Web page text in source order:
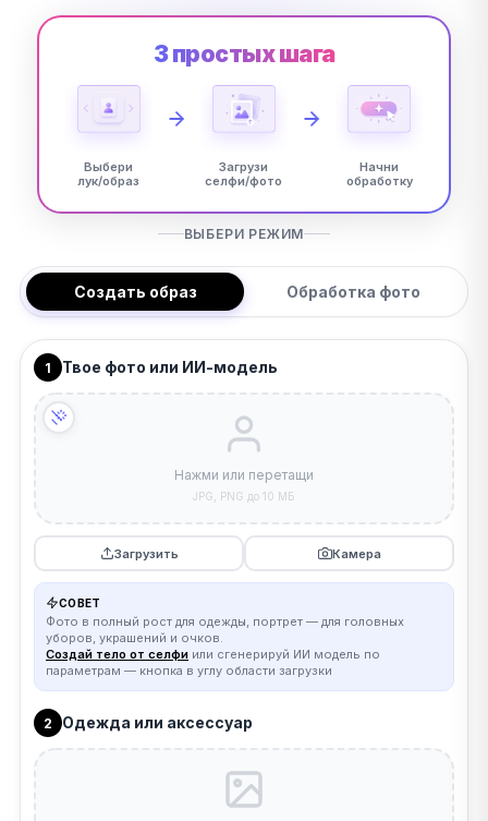
3 простых шага
Выбери
лук/образ
Загрузи
селфи/фото
Начни
обработку
ВЫБЕРИ РЕЖИМ
Создать образ Обработка фото
1 Твое фото или ИИ-модель
Нажми или перетащи
JPG, PNG до 10 МБ
Загрузить Камера
СОВЕТ
Фото в полный рост для одежды, портрет — для головных
уборов, украшений и очков.
Создай тело от селфи или сгенерируй ИИ модель по
параметрам — кнопка в углу области загрузки
2 Одежда или аксессуар